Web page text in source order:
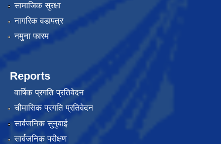
सामाजिक सुरक्षा
नागरिक वडापत्र
नमुना फारम
Reports
वार्षिक प्रगति प्रतिवेदन
चौमासिक प्रगति प्रतिवेदन
सार्वजनिक सुनुवाई
सार्वजनिक परीक्षण